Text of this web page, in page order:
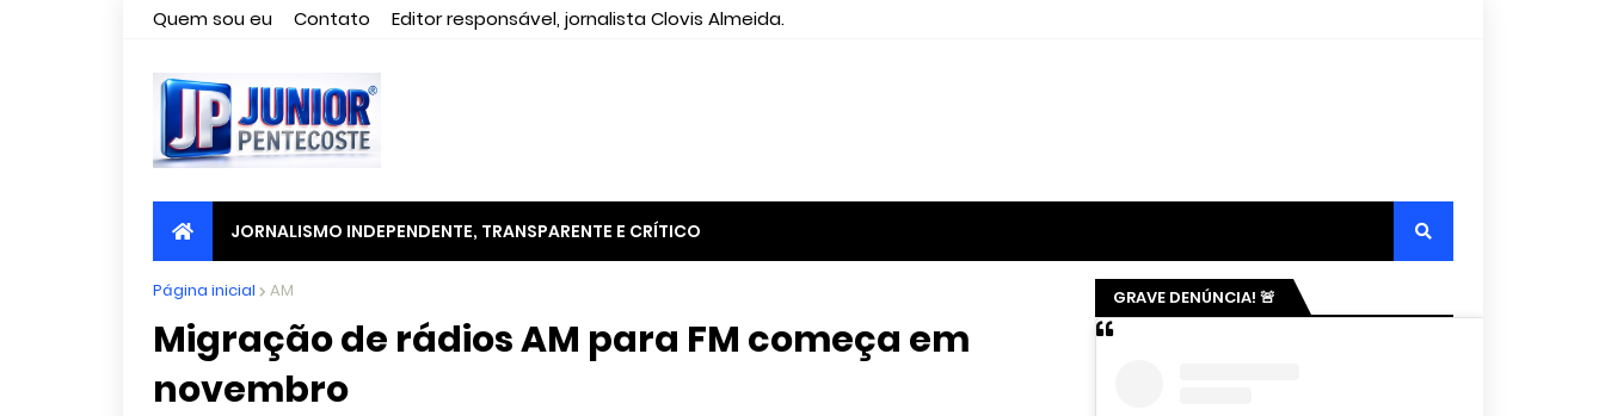
Quem sou eu Contato Editor responsável, jornalista Clovis Almeida.
JORNALISMO INDEPENDENTE, TRANSPARENTE E CRÍTICO
Página inicial AM
Migração de rádios AM para FM começa em
novembro
GRAVE DENÚNCIA! 🚨